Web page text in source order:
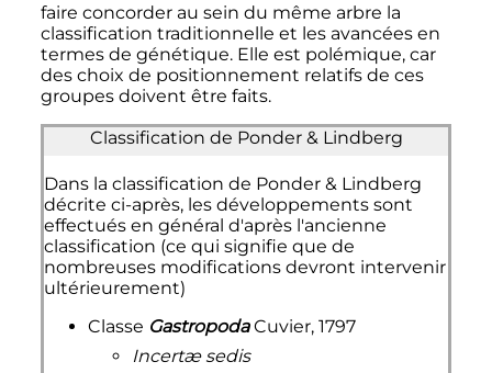
faire concorder au sein du même arbre la
classification traditionnelle et les avancées en
termes de génétique. Elle est polémique, car
des choix de positionnement relatifs de ces
groupes doivent être faits.
Classification de Ponder & Lindberg
Dans la classification de Ponder & Lindberg
décrite ci-après, les développements sont
effectués en général d'après l'ancienne
classification (ce qui signifie que de
nombreuses modifications devront intervenir
ultérieurement)
Classe GastropodaCuvier, 1797
Incertæ sedis